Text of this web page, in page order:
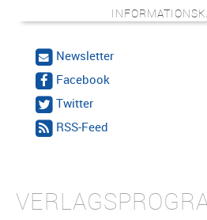
Newsletter
Facebook
Twitter
RSS-Feed